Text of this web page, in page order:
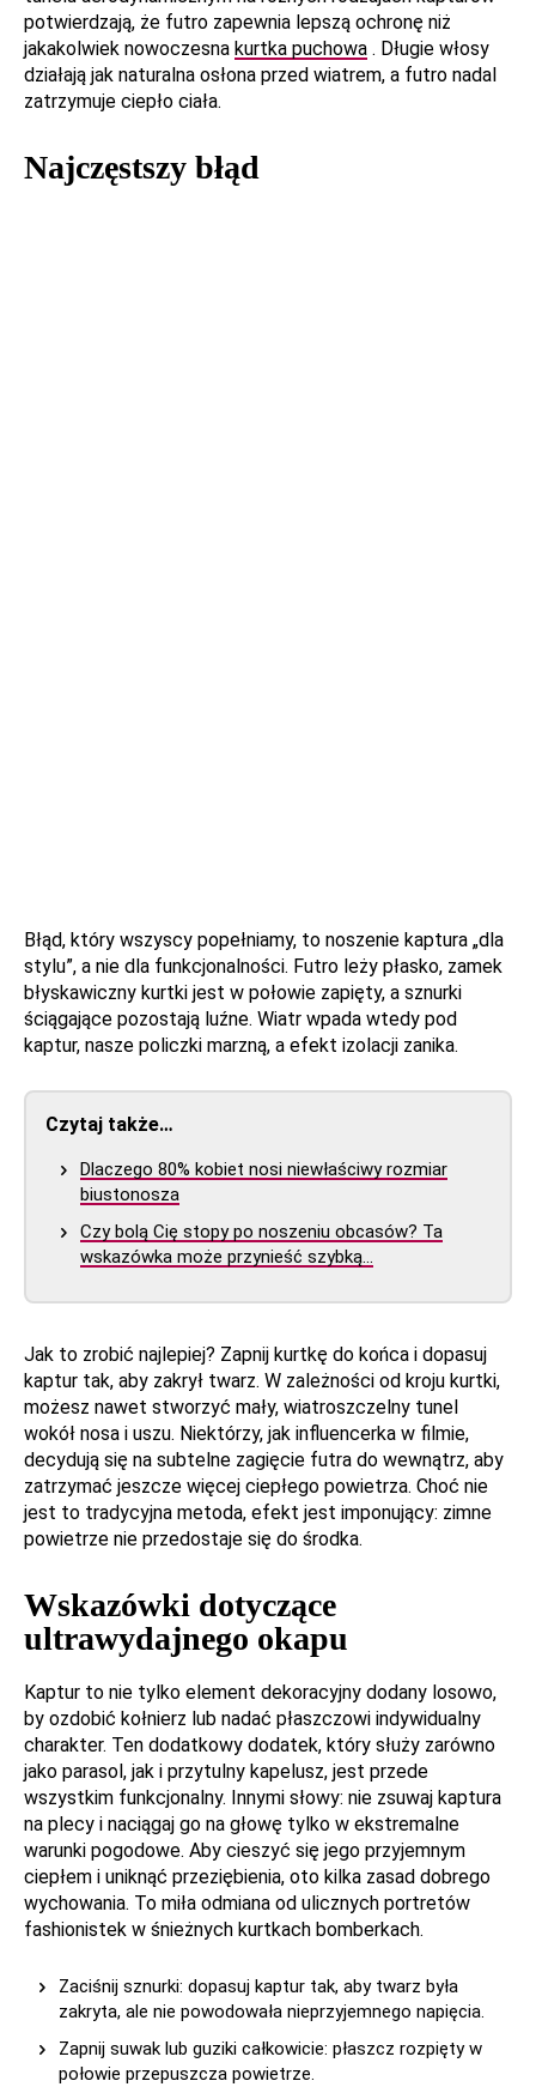
potwierdzają, że futro zapewnia lepszą ochronę niż
jakakolwiek nowoczesna kurtka puchowa . Długie włosy
działają jak naturalna osłona przed wiatrem, a futro nadal
zatrzymuje ciepło ciała.
Najczęstszy błąd
Błąd, który wszyscy popełniamy, to noszenie kaptura „dla
stylu”, a nie dla funkcjonalności. Futro leży płasko, zamek
błyskawiczny kurtki jest w połowie zapięty, a sznurki
ściągające pozostają luźne. Wiatr wpada wtedy pod
kaptur, nasze policzki marzną, a efekt izolacji zanika.
Czytaj także…
Dlaczego 80% kobiet nosi niewłaściwy rozmiar
biustonosza
Czy bolą Cię stopy po noszeniu obcasów? Ta
wskazówka może przynieść szybką…
Jak to zrobić najlepiej? Zapnij kurtkę do końca i dopasuj
kaptur tak, aby zakrył twarz. W zależności od kroju kurtki,
możesz nawet stworzyć mały, wiatroszczelny tunel
wokół nosa i uszu. Niektórzy, jak influencerka w filmie,
decydują się na subtelne zagięcie futra do wewnątrz, aby
zatrzymać jeszcze więcej ciepłego powietrza. Choć nie
jest to tradycyjna metoda, efekt jest imponujący: zimne
powietrze nie przedostaje się do środka.
Wskazówki dotyczące
ultrawydajnego okapu
Kaptur to nie tylko element dekoracyjny dodany losowo,
by ozdobić kołnierz lub nadać płaszczowi indywidualny
charakter. Ten dodatkowy dodatek, który służy zarówno
jako parasol, jak i przytulny kapelusz, jest przede
wszystkim funkcjonalny. Innymi słowy: nie zsuwaj kaptura
na plecy i naciągaj go na głowę tylko w ekstremalne
warunki pogodowe. Aby cieszyć się jego przyjemnym
ciepłem i uniknąć przeziębienia, oto kilka zasad dobrego
wychowania. To miła odmiana od ulicznych portretów
fashionistek w śnieżnych kurtkach bomberkach.
Zaciśnij sznurki: dopasuj kaptur tak, aby twarz była
zakryta, ale nie powodowała nieprzyjemnego napięcia.
Zapnij suwak lub guziki całkowicie: płaszcz rozpięty w
połowie przepuszcza powietrze.